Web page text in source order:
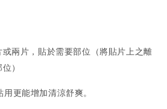
兩片，貼於需要部位（將貼片上之離
）
增加清涼舒爽。